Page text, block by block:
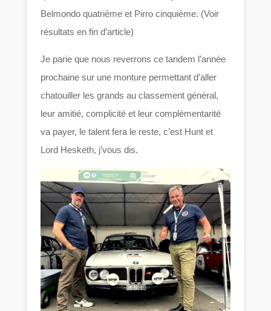
Belmondo quatrième et Pirro cinquième. (Voir
résultats en fin d’article)
Je parie que nous reverrons ce tandem l’année
prochaine sur une monture permettant d’aller
chatouiller les grands au classement général,
leur amitié, complicité et leur complémentarité
va payer, le talent fera le reste, c’est Hunt et
Lord Hesketh, j’vous dis.